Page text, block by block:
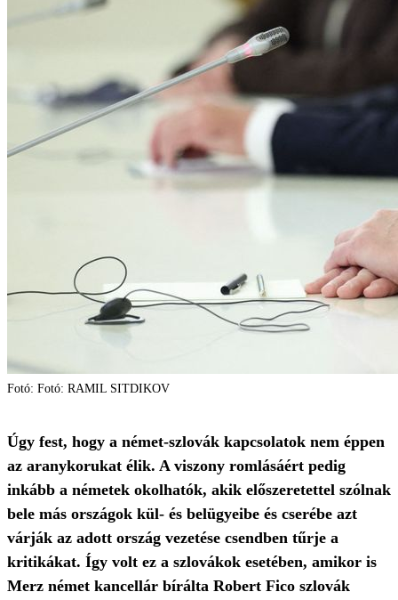
Fotó: Fotó: RAMIL SITDIKOV
Úgy fest, hogy a német-szlovák kapcsolatok nem éppen
az aranykorukat élik. A viszony romlásáért pedig
inkább a németek okolhatók, akik előszeretettel szólnak
bele más országok kül- és belügyeibe és cserébe azt
várják az adott ország vezetése csendben tűrje a
kritikákat. Így volt ez a szlovákok esetében, amikor is
Merz német kancellár bírálta Robert Fico szlovák